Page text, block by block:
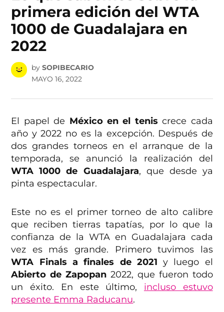
primera edición del WTA
1000 de Guadalajara en
2022
by SOPIBECARIO
MAYO 16, 2022
El papel de México en el teniscrece cada
año y 2022 no es la excepción. Después de
dos grandes torneos en el arranque de la
temporada, se anunció la realización del
WTA 1000 de Guadalajara, que desde ya
pinta espectacular.
Este no es el primer torneo de alto calibre
que reciben tierras tapatías, por lo que la
confianza de la WTA en Guadalajara cada
vez es más grande. Primero tuvimos las
WTA Finals a finales de 2021y luego el
Abierto de Zapopan 2022, que fueron todo
un éxito. En este último, incluso estuvo
presente Emma Raducanu.